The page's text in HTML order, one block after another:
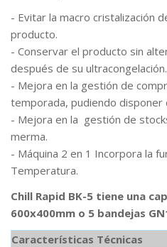
- Evitar la macro cristalización
producto.
- Conservar el producto sin
después de su ultracongelación.
- Mejora en la gestión de
temporada, pudiendo disponer
- Mejora en la gestión de
merma.
- Máquina 2 en 1 Incorpora la
Temperatura.
Chill Rapid BK-5 tiene una
600x400mm o 5 bandejas
Características Técnicas